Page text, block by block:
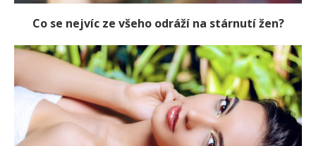
Co se nejvíc ze všeho odráží na stárnutí žen?